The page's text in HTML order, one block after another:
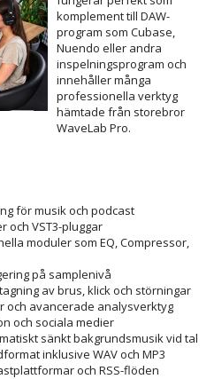
komplement till DAW-
program som Cubase,
Nuendo eller andra
inspelningsprogram och
innehåller många
professionella verktyg
hämtade från storebror
WaveLab Pro.
för musik och podcast
och VST3-pluggar
moduler som EQ, Compressor,
på samplenivå
av brus, klick och störningar
och avancerade analysverktyg
och sociala medier
sänkt bakgrundsmusik vid tal
inklusive WAV och MP3
och RSS-flöden